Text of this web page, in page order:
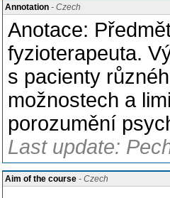
Annotation - Czech
Anotace:
fyzioterapeuta.
s pacienty
možnostech a
porozumění
Last update:
Aim of the course - Czech